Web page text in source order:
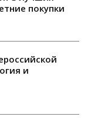
покупки
и